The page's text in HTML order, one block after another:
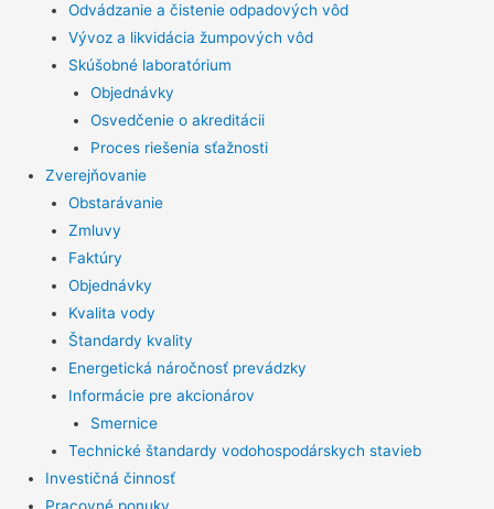
Odvádzanie a čistenie odpadových vôd
Vývoz a likvidácia žumpových vôd
Skúšobné laboratórium
Objednávky
Osvedčenie o akreditácii
Proces riešenia sťažnosti
Zverejňovanie
Obstarávanie
Zmluvy
Faktúry
Objednávky
Kvalita vody
Štandardy kvality
Energetická náročnosť prevádzky
Informácie pre akcionárov
Smernice
Technické štandardy vodohospodárskych stavieb
Investičná činnosť